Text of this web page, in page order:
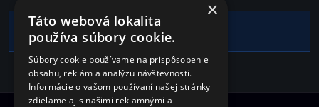
Váš košík je prázdny
×
Táto webová lokalita
používa súbory cookie.
Súbory cookie používame na prispôsobenie
obsahu, reklám a analýzu návštevnosti.
Informácie o vašom používaní našej stránky
zdieľame aj s našimi reklamnými a